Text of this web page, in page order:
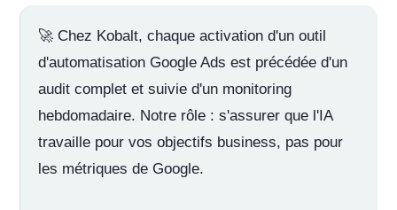
🚀 Chez Kobalt, chaque activation d'un outil
d'automatisation Google Ads est précédée d'un
audit complet et suivie d'un monitoring
hebdomadaire. Notre rôle : s'assurer que l'IA
travaille pour vos objectifs business, pas pour
les métriques de Google.